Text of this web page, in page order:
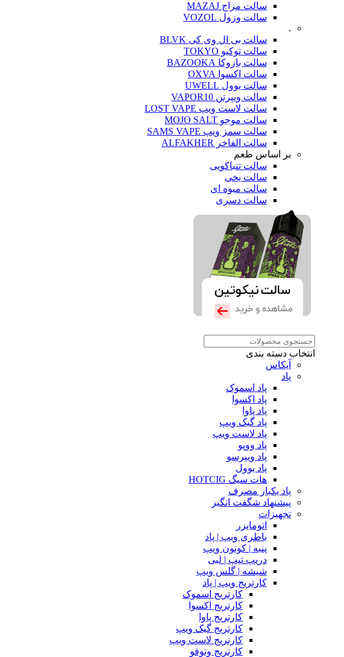
سالت مزاج MAZAJ
سالت وزول VOZOL
.
سالت بی ال وی کی BLVK
سالت توکیو TOKYO
سالت بازوکا BAZOOKA
سالت اکسوا OXVA
سالت یوول UWELL
سالت ویپرتن VAPOR10
سالت لاست ویپ LOST VAPE
سالت موجو MOJO SALT
سالت سمز ویپ SAMS VAPE
سالت الفاخر ALFAKHER
بر اساس طعم
سالت تنباکویی
سالت یخی
سالت میوه ای
سالت دسری
انتخاب دسته بندی
آیکاس
پاد
پاد اسموک
پاد اکسوا
پاد پاوا
پاد گیک ویپ
پاد لاست ویپ
پاد ووپو
پاد ویپرسو
پاد یوول
هات سیگ HOTCIG
پاد یکبار مصرف
پیشنهاد شگفت انگیز
تجهیزات
اتومایزر
باطری ویپ | پاد
پنبه | کوتون ویپ
دریپ تیپ | لبی
شیشه | گلس ویپ
کارتریج ویپ | پاد
کارتریج اسموک
کارتریج اکسوا
کارتریج پاوا
کارتریج گیک ویپ
کارتریج لاست ویپ
کارتریج وتوفو